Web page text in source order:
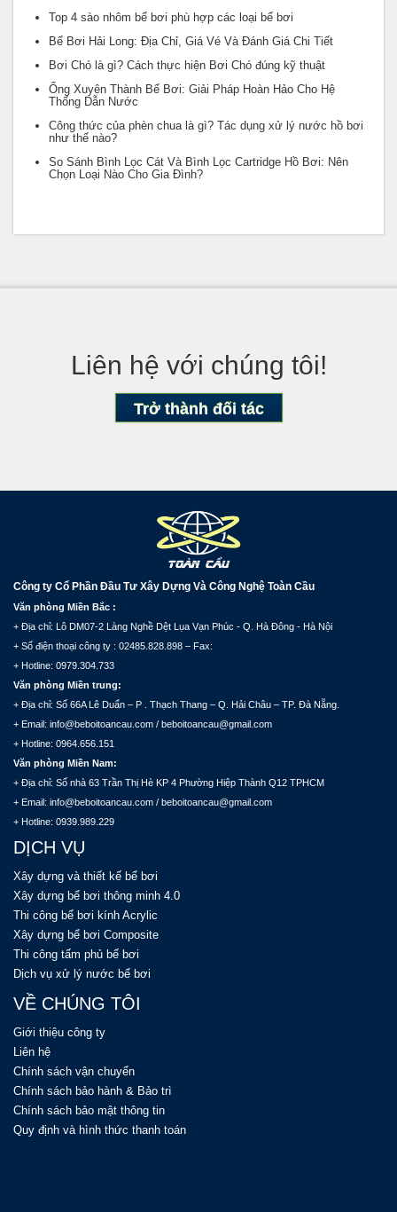
Top 4 sào nhôm bể bơi phù hợp các loại bể bơi
Bể Bơi Hải Long: Địa Chỉ, Giá Vé Và Đánh Giá Chi Tiết
Bơi Chó là gì? Cách thực hiện Bơi Chó đúng kỹ thuật
Ống Xuyên Thành Bể Bơi: Giải Pháp Hoàn Hảo Cho Hệ
Thống Dẫn Nước
Công thức của phèn chua là gì? Tác dụng xử lý nước hồ bơi
như thế nào?
So Sánh Bình Lọc Cát Và Bình Lọc Cartridge Hồ Bơi: Nên
Chọn Loại Nào Cho Gia Đình?
Liên hệ với chúng tôi!
Trở thành đối tác
Công ty Cổ Phần Đầu Tư Xây Dựng Và Công Nghệ Toàn Cầu
Văn phòng Miền Bắc :
+ Địa chỉ: Lô DM07-2 Làng Nghề Dệt Lụa Vạn Phúc - Q. Hà Đông - Hà Nội
+ Số điện thoại công ty : 02485.828.898 – Fax:
+ Hotline: 0979.304.733
Văn phòng Miền trung:
+ Địa chỉ: Số 66A Lê Duẩn – P . Thạch Thang – Q. Hải Châu – TP. Đà Nẵng.
+ Email: info@beboitoancau.com / beboitoancau@gmail.com
+ Hotline: 0964.656.151
Văn phòng Miền Nam:
+ Địa chỉ: Số nhà 63 Trần Thị Hè KP 4 Phường Hiệp Thành Q12 TPHCM
+ Email: info@beboitoancau.com / beboitoancau@gmail.com
+ Hotline: 0939.989.229
DỊCH VỤ
Xây dựng và thiết kế bể bơi
Xây dựng bể bơi thông minh 4.0
Thi công bể bơi kính Acrylic
Xây dựng bể bơi Composite
Thi công tấm phủ bể bơi
Dịch vụ xử lý nước bể bơi
VỀ CHÚNG TÔI
Giới thiệu công ty
Liên hệ
Chính sách vận chuyển
Chính sách bảo hành & Bảo trì
Chính sách bảo mật thông tin
Quy định và hình thức thanh toán